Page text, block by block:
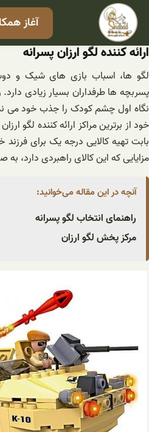
رفتن
محتوا
آغاز
ارائه کننده لگو ارزان پسرانه
لگو ها، اسباب بازی های شیک و
پسربچه ها طرفداران بسیار زیادی
نگاه اول چشم کودک را جذب خود می
خود از برترین مراکز ارائه کننده لگو
بابت تهیه کالایی درجه یک برای فرزند
مزایایی که این کالای راهبردی دارد،
آنچه در این مقاله می‌خوانید:
راهنمای انتخاب لگو پسرانه
مرکز پخش لگو ارزان